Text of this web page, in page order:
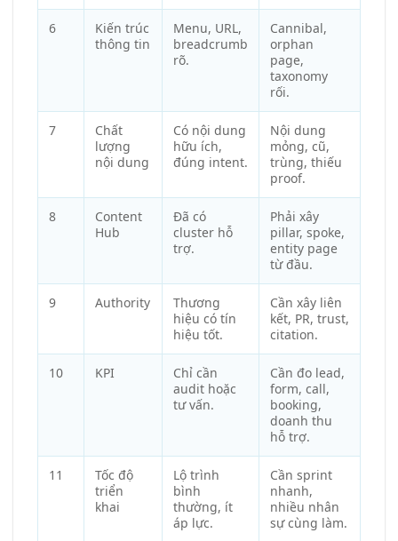
6
Kiến trúc
thông tin
Menu, URL,
breadcrumb
rõ.
Cannibal,
orphan
page,
taxonomy
rối.
7
Chất
lượng
nội dung
Có nội dung
hữu ích,
đúng intent.
Nội dung
mỏng, cũ,
trùng, thiếu
proof.
8
Content
Hub
Đã có
cluster hỗ
trợ.
Phải xây
pillar, spoke,
entity page
từ đầu.
9 Authority
Thương
hiệu có tín
hiệu tốt.
Cần xây liên
kết, PR, trust,
citation.
10 KPI
Chỉ cần
audit hoặc
tư vấn.
Cần đo lead,
form, call,
booking,
doanh thu
hỗ trợ.
11
Tốc độ
triển
khai
Lộ trình
bình
thường, ít
áp lực.
Cần sprint
nhanh,
nhiều nhân
sự cùng làm.